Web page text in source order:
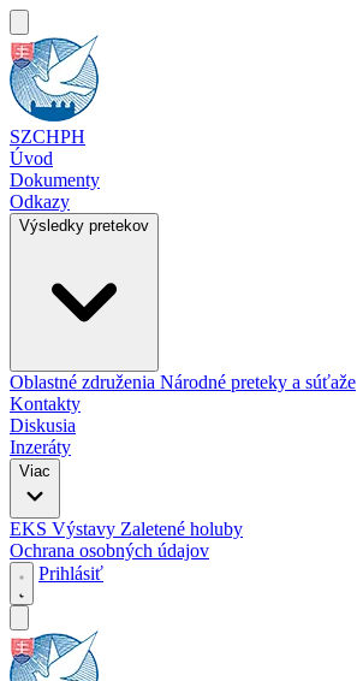
SZCHPH
Úvod
Dokumenty
Odkazy
Výsledky pretekov
Oblastné združenia Národné preteky a súťaže
Kontakty
Diskusia
Inzeráty
Viac
EKS Výstavy Zaletené holuby
Ochrana osobných údajov
Prihlásiť